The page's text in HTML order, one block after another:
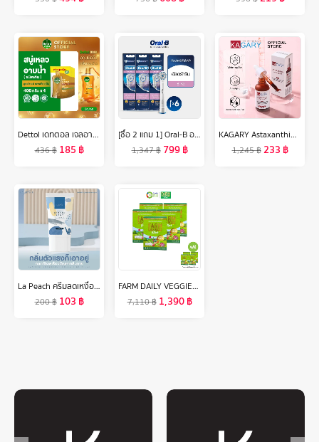
Dettol เดทตอล เจลอาบน้ำแบบถุงเติม สบู่เหลวเดทตอล แอนตี้แบคทีเรีย ถุงเติม 400มล.X4 (เลือกสูตรด้านใน)
436฿ 185 ฿
[ซื้อ 2 แถม 1] Oral-B ออรัลบี หัวแปรงสีฟันไฟฟ้า อัลตร้าธิน ขนแปรงนุ่ม 2 ชิ้น x3 Brush Head Refills Ultrathin Bristles Gum Care 2 refills x3
1,347฿ 799฿
KAGARY Astaxanthin Super Serum 30ml แอสต้าแซนทีน เซรั่มหน้าใส ต้านริ้วรอย ผิวเนียนใส เซรั่มต้านริ้วรอย
1,245฿233 ฿
La Peach ครีมลดเหงื่อ และระงับกลิ่นกาย กลิ่น Original LaPeach ลาพีช
200฿ 103 ฿
FARM DAILY VEGGIEฟาร์ม เดลี่ เวจจี้ พลัส ผลิตภัณฑ์เสริมอาหารผงผักผลไม้รวม 29 ชนิด ไฟเบอร์สูง (5 แถม 4) #128934
7,110฿ 1,390฿